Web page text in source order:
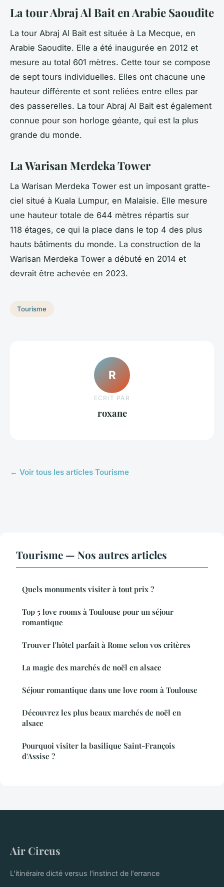
La tour Abraj Al Bait en Arabie Saoudite
La tour Abraj Al Bait est située à La Mecque, en
Arabie Saoudite. Elle a été inaugurée en 2012 et
mesure au total 601 mètres. Cette tour se compose
de sept tours individuelles. Elles ont chacune une
hauteur différente et sont reliées entre elles par
des passerelles. La tour Abraj Al Bait est également
connue pour son horloge géante, qui est la plus
grande du monde.
La Warisan Merdeka Tower
La Warisan Merdeka Tower est un imposant gratte-
ciel situé à Kuala Lumpur, en Malaisie. Elle mesure
une hauteur totale de 644 mètres répartis sur
118 étages, ce qui la place dans le top 4 des plus
hauts bâtiments du monde. La construction de la
Warisan Merdeka Tower a débuté en 2014 et
devrait être achevée en 2023.
Tourisme
R
ECRIT PAR
roxane
← Voir tous les articles Tourisme
Tourisme — Nos autres articles
Quels monuments visiter à tout prix ?
Top 5 love rooms à Toulouse pour un séjour
romantique
Trouver l'hôtel parfait à Rome selon vos critères
La magie des marchés de noël en alsace
Séjour romantique dans une love room à Toulouse
Découvrez les plus beaux marchés de noël en
alsace
Pourquoi visiter la basilique Saint-François
d'Assise ?
Air Circus
L'itinéraire dicté versus l'instinct de l'errance